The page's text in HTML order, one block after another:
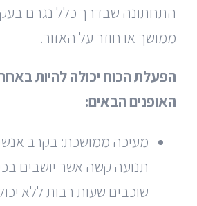
התחתונה שבדרך כלל נגרם
ממושך או חוזר על האזור.
הפעלת הכוח יכולה להיות
האופנים הבאים:
מעיכה ממושכת: בקרב
תנועה קשה אשר יושבים
שוכבים שעות רבות ללא